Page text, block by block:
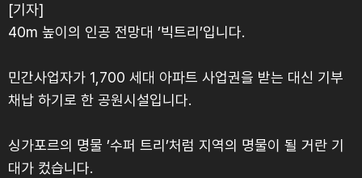
[기자]
40m 높이의 인공 전망대 ’빅트리’입니다.
민간사업자가 1,700 세대 아파트 사업권을 받는 대신 기부
채납 하기로 한 공원시설입니다.
싱가포르의 명물 ’수퍼 트리’처럼 지역의 명물이 될 거란 기
대가 컸습니다.